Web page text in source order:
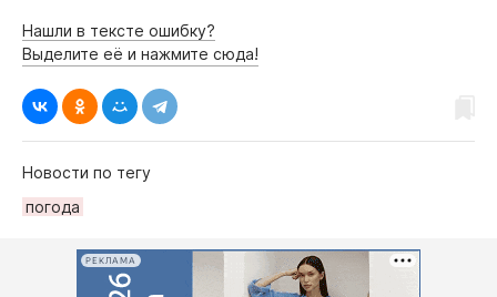
Нашли в тексте ошибку?
Выделите её и нажмите сюда!
Новости по тегу
погода
РЕКЛАМА